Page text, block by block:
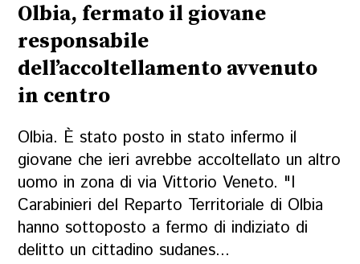
Olbia, fermato il giovane
responsabile
dell’accoltellamento avvenuto
in centro
Olbia. È stato posto in stato infermo il
giovane che ieri avrebbe accoltellato un altro
uomo in zona di via Vittorio Veneto. "I
Carabinieri del Reparto Territoriale di Olbia
hanno sottoposto a fermo di indiziato di
delitto un cittadino sudanes...